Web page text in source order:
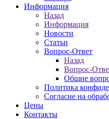
Информация
Назад
Информация
Новости
Статьи
Вопрос-Ответ
Назад
Вопрос-
Общие
Политика
Согласие на
Цены
Контакты